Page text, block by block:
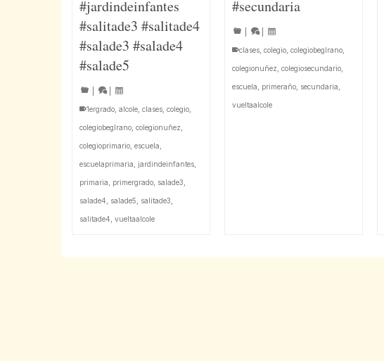
#jardindeinfantes
#salitade3 #salitade4
#salade3 #salade4
#salade5
1ergrado alcole clases colegio
colegiobeglrano colegionuñez
colegioprimario escuela
escuelaprimaria jardindeinfantes
primaria primergrado salade3
salade4 salade5 salitade3
salitade4 vueltaalcole
#secundaria
clases, colegio, colegiobeglrano,
colegionuñez colegiosecundario,
escuela primeraño, secundaria
vueltaalcole